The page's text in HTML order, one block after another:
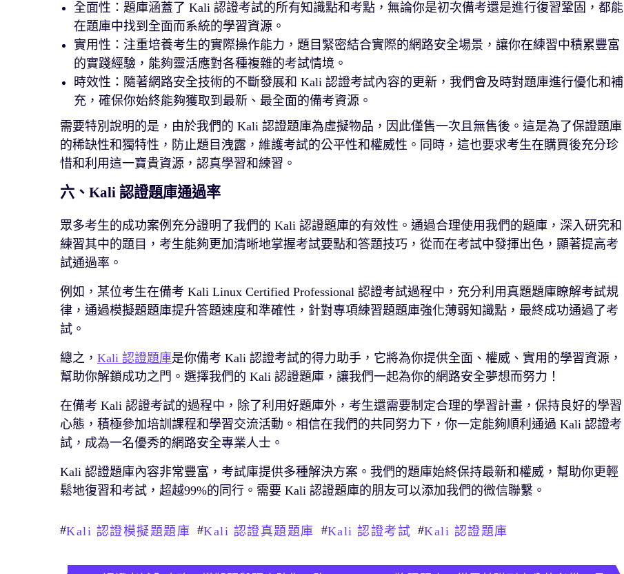
全面性：題庫涵蓋了 Kali 認證考試的所有知識點和考點，無論你是初次備考還是進行復習鞏固，都能
在題庫中找到全面而系統的學習資源。
實用性：注重培養考生的實際操作能力，題目緊密結合實際的網路安全場景，讓你在練習中積累豐富
的實踐經驗，能夠靈活應對各種複雜的考試情境。
時效性：隨著網路安全技術的不斷發展和 Kali 認證考試內容的更新，我們會及時對題庫進行優化和補
充，確保你始終能夠獲取到最新、最全面的備考資源。
需要特別說明的是，由於我們的 Kali 認證題庫為虛擬物品，因此僅售一次且無售後。這是為了保證題庫
的稀缺性和獨特性，防止題目洩露，維護考試的公平性和權威性。同時，這也要求考生在購買後充分珍
惜和利用這一寶貴資源，認真學習和練習。
六、Kali 認證題庫通過率
眾多考生的成功案例充分證明了我們的 Kali 認證題庫的有效性。通過合理使用我們的題庫，深入研究和
練習其中的題目，考生能夠更加清晰地掌握考試要點和答題技巧，從而在考試中發揮出色，顯著提高考
試通過率。
例如，某位考生在備考 Kali Linux Certified Professional 認證考試過程中，充分利用真題題庫瞭解考試規
律，通過模擬題題庫提升答題速度和準確性，針對專項練習題題庫強化薄弱知識點，最終成功通過了考
試。
總之， Kali 認證題庫是你備考 Kali 認證考試的得力助手，它將為你提供全面、權威、實用的學習資源，
幫助你解鎖成功之門。選擇我們的 Kali 認證題庫，讓我們一起為你的網路安全夢想而努力！
在備考 Kali 認證考試的過程中，除了利用好題庫外，考生還需要制定合理的學習計畫，保持良好的學習
心態，積極參加培訓課程和學習交流活動。相信在我們的共同努力下，你一定能夠順利通過 Kali 認證考
試，成為一名優秀的網路安全專業人士。
Kali 認證題庫內容非常豐富，考試庫提供多種解決方案。我們的題庫始終保持最新和權威，幫助你更輕
鬆地復習和考試，超越99%的同行。需要 Kali 認證題庫的朋友可以添加我們的微信聯繫。
#Kali 認證模擬題題庫 #Kali 認證真題題庫 #Kali 認證考試 #Kali 認證題庫